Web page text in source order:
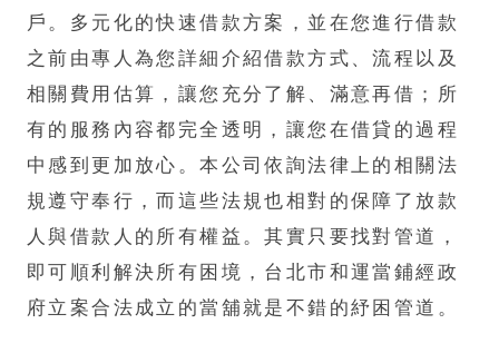
戶。多元化的快速借款方案，並在您進行借款
之前由專人為您詳細介紹借款方式、流程以及
相關費用估算，讓您充分了解、滿意再借；所
有的服務內容都完全透明，讓您在借貸的過程
中感到更加放心。本公司依詢法律上的相關法
規遵守奉行，而這些法規也相對的保障了放款
人與借款人的所有權益。其實只要找對管道，
即可順利解決所有困境，台北市和運當鋪經政
府立案合法成立的當舖就是不錯的紓困管道。